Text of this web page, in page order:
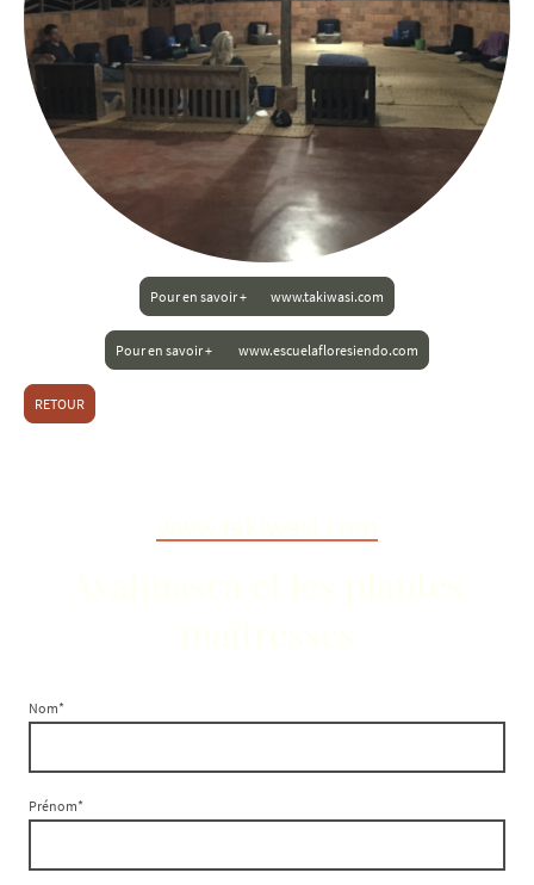
Pour en savoir + www.escuelafloresiendo.com
Pour en savoir + www.takiwasi.com
RETOUR
Nom*
Prénom*